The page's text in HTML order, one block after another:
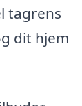
tagrens
dit hjem